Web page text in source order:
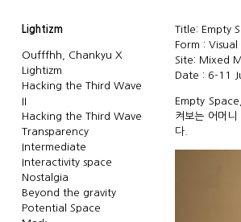
Lightizm
Oufffhh, Chankyu X
Lightizm
Hacking the Third Wave
II
Hacking the Third Wave
Transparency
Intermediate
Interactivity space
Nostalgia
Beyond the gravity
Potential Space
Title: Empty
Form :
Site: Mixed
Date : 6-11
Empty
켜보는 어머
다.